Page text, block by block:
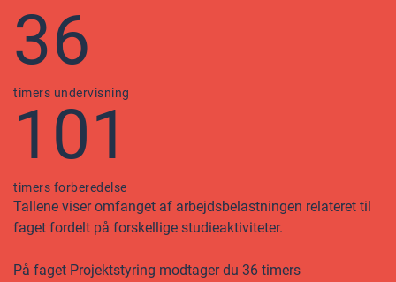
36
timers undervisning
101
timers forberedelse
Tallene viser omfanget af arbejdsbelastningen relateret til
faget fordelt på forskellige studieaktiviteter.
På faget Projektstyring modtager du 36 timers